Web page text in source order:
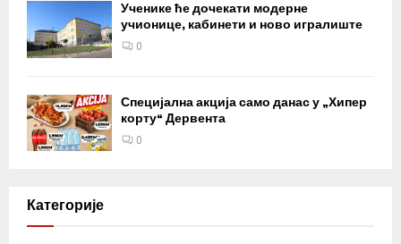
Ученике ће дочекати модерне
учионице, кабинети и ново игралиште
0
Специјална акција само данас у „Хипер
корту“ Дервента
0
Категорије